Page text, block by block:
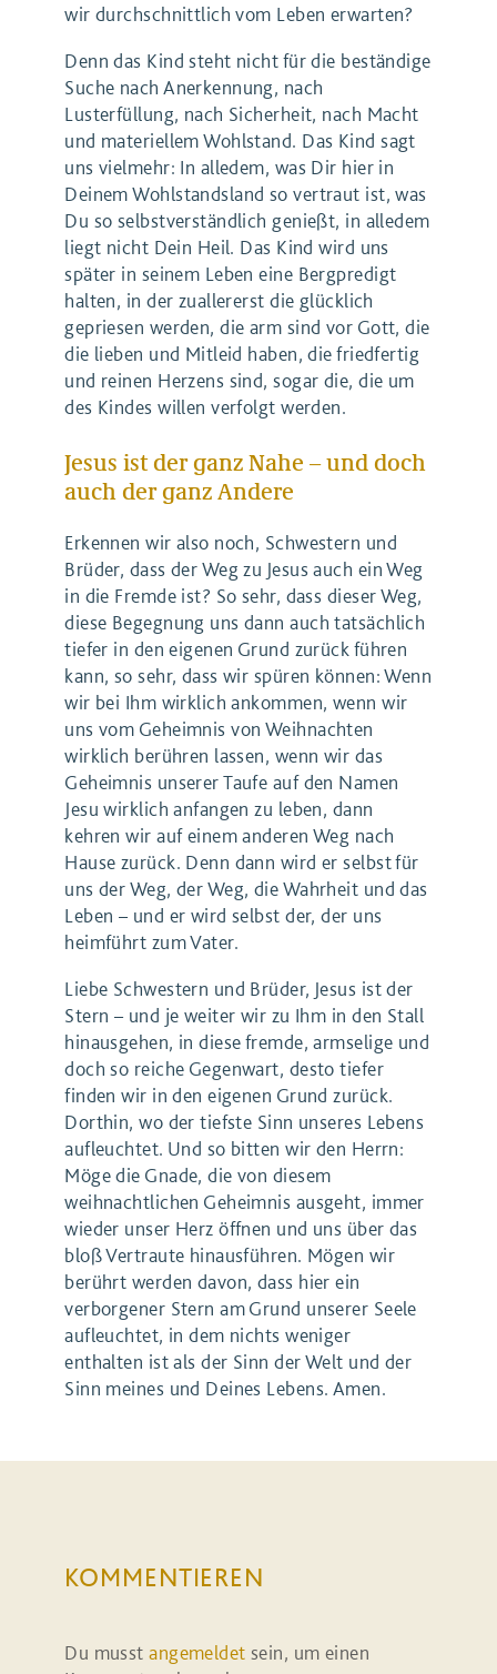
wir durchschnittlich vom Leben erwarten?
Denn das Kind steht nicht für die beständige
Suche nach Anerkennung, nach
Lusterfüllung, nach Sicherheit, nach Macht
und materiellem Wohlstand. Das Kind sagt
uns vielmehr: In alledem, was Dir hier in
Deinem Wohlstandsland so vertraut ist, was
Du so selbstverständlich genießt, in alledem
liegt nicht Dein Heil. Das Kind wird uns
später in seinem Leben eine Bergpredigt
halten, in der zuallererst die glücklich
gepriesen werden, die arm sind vor Gott, die
die lieben und Mitleid haben, die friedfertig
und reinen Herzens sind, sogar die, die um
des Kindes willen verfolgt werden.
Jesus ist der ganz Nahe – und doch
auch der ganz Andere
Erkennen wir also noch, Schwestern und
Brüder, dass der Weg zu Jesus auch ein Weg
in die Fremde ist? So sehr, dass dieser Weg,
diese Begegnung uns dann auch tatsächlich
tiefer in den eigenen Grund zurück führen
kann, so sehr, dass wir spüren können: Wenn
wir bei Ihm wirklich ankommen, wenn wir
uns vom Geheimnis von Weihnachten
wirklich berühren lassen, wenn wir das
Geheimnis unserer Taufe auf den Namen
Jesu wirklich anfangen zu leben, dann
kehren wir auf einem anderen Weg nach
Hause zurück. Denn dann wird er selbst für
uns der Weg, der Weg, die Wahrheit und das
Leben – und er wird selbst der, der uns
heimführt zum Vater.
Liebe Schwestern und Brüder, Jesus ist der
Stern – und je weiter wir zu Ihm in den Stall
hinausgehen, in diese fremde, armselige und
doch so reiche Gegenwart, desto tiefer
finden wir in den eigenen Grund zurück.
Dorthin, wo der tiefste Sinn unseres Lebens
aufleuchtet. Und so bitten wir den Herrn:
Möge die Gnade, die von diesem
weihnachtlichen Geheimnis ausgeht, immer
wieder unser Herz öffnen und uns über das
bloß Vertraute hinausführen. Mögen wir
berührt werden davon, dass hier ein
verborgener Stern am Grund unserer Seele
aufleuchtet, in dem nichts weniger
enthalten ist als der Sinn der Welt und der
Sinn meines und Deines Lebens. Amen.
KOMMENTIEREN
Du musstangemeldet sein, um einen